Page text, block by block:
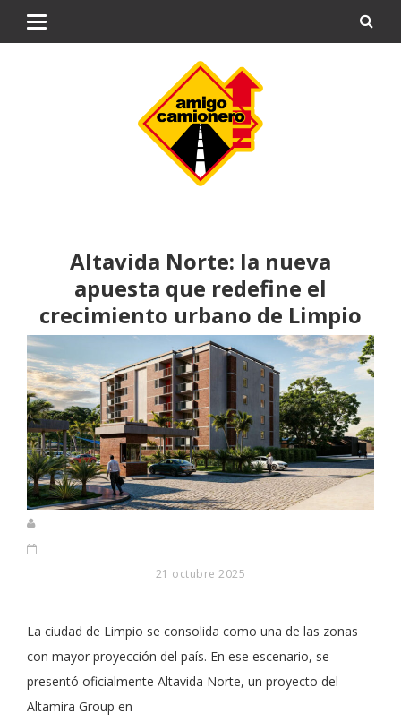
Altavida Norte: la nueva
apuesta que redefine el
crecimiento urbano de Limpio
21 octubre 2025
La ciudad de Limpio se consolida como una de las zonas
con mayor proyección del país. En ese escenario, se
presentó oficialmente Altavida Norte, un proyecto del
Altamira Group en